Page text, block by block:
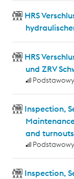
HRS
HRS
und ZRV
Podstawowy
Inspection,
and turnouts
Podstawowy
Inspection,